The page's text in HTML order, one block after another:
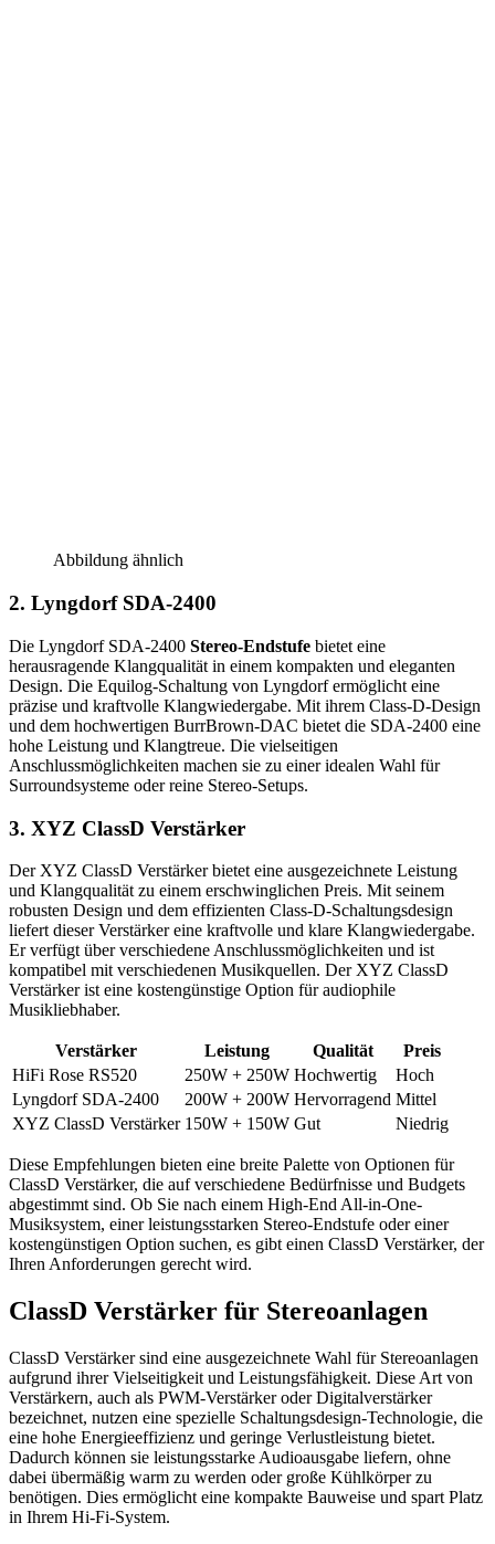
Abbildung ähnlich
2. Lyngdorf SDA-2400
Die Lyngdorf SDA-2400 Stereo-Endstufe bietet eine
herausragende Klangqualität in einem kompakten und eleganten
Design. Die Equilog-Schaltung von Lyngdorf ermöglicht eine
präzise und kraftvolle Klangwiedergabe. Mit ihrem Class-D-Design
und dem hochwertigen BurrBrown-DAC bietet die SDA-2400 eine
hohe Leistung und Klangtreue. Die vielseitigen
Anschlussmöglichkeiten machen sie zu einer idealen Wahl für
Surroundsysteme oder reine Stereo-Setups.
3. XYZ ClassD Verstärker
Der XYZ ClassD Verstärker bietet eine ausgezeichnete Leistung
und Klangqualität zu einem erschwinglichen Preis. Mit seinem
robusten Design und dem effizienten Class-D-Schaltungsdesign
liefert dieser Verstärker eine kraftvolle und klare Klangwiedergabe.
Er verfügt über verschiedene Anschlussmöglichkeiten und ist
kompatibel mit verschiedenen Musikquellen. Der XYZ ClassD
Verstärker ist eine kostengünstige Option für audiophile
Musikliebhaber.
Verstärker Leistung Qualität
Preis
HiFi Rose RS520
250W + 250W Hochwertig
Hoch
Lyngdorf SDA-2400
200W + 200W Hervorragend Mittel
XYZ ClassD Verstärker 150W + 150W Gut Niedrig
Diese Empfehlungen bieten eine breite Palette von Optionen für
ClassD Verstärker, die auf verschiedene Bedürfnisse und Budgets
abgestimmt sind. Ob Sie nach einem High-End All-in-One-
Musiksystem, einer leistungsstarken Stereo-Endstufe oder einer
kostengünstigen Option suchen, es gibt einen ClassD Verstärker, der
Ihren Anforderungen gerecht wird.
ClassD Verstärker für Stereoanlagen
ClassD Verstärker sind eine ausgezeichnete Wahl für Stereoanlagen
aufgrund ihrer Vielseitigkeit und Leistungsfähigkeit. Diese Art von
Verstärkern, auch als PWM-Verstärker oder Digitalverstärker
bezeichnet, nutzen eine spezielle Schaltungsdesign-Technologie, die
eine hohe Energieeffizienz und geringe Verlustleistung bietet.
Dadurch können sie leistungsstarke Audioausgabe liefern, ohne
dabei übermäßig warm zu werden oder große Kühlkörper zu
benötigen. Dies ermöglicht eine kompakte Bauweise und spart Platz
in Ihrem Hi-Fi-System.